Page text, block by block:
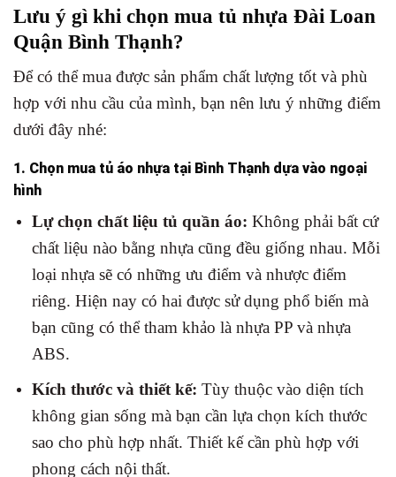
Lưu ý gì khi chọn mua tủ nhựa Đài Loan
Quận Bình Thạnh?
Để có thể mua được sản phẩm chất lượng tốt và phù
hợp với nhu cầu của mình, bạn nên lưu ý những điểm
dưới đây nhé:
1. Chọn mua tủ áo nhựa tại Bình Thạnh dựa vào ngoại
hình
Lự chọn chất liệu tủ quần áo: Không phải bất cứ
chất liệu nào bằng nhựa cũng đều giống nhau. Mỗi
loại nhựa sẽ có những ưu điểm và nhược điểm
riêng. Hiện nay có hai được sử dụng phổ biến mà
bạn cũng có thể tham khảo là nhựa PP và nhựa
ABS.
Kích thước và thiết kế: Tùy thuộc vào diện tích
không gian sống mà bạn cần lựa chọn kích thước
sao cho phù hợp nhất. Thiết kế cần phù hợp với
phong cách nội thất.